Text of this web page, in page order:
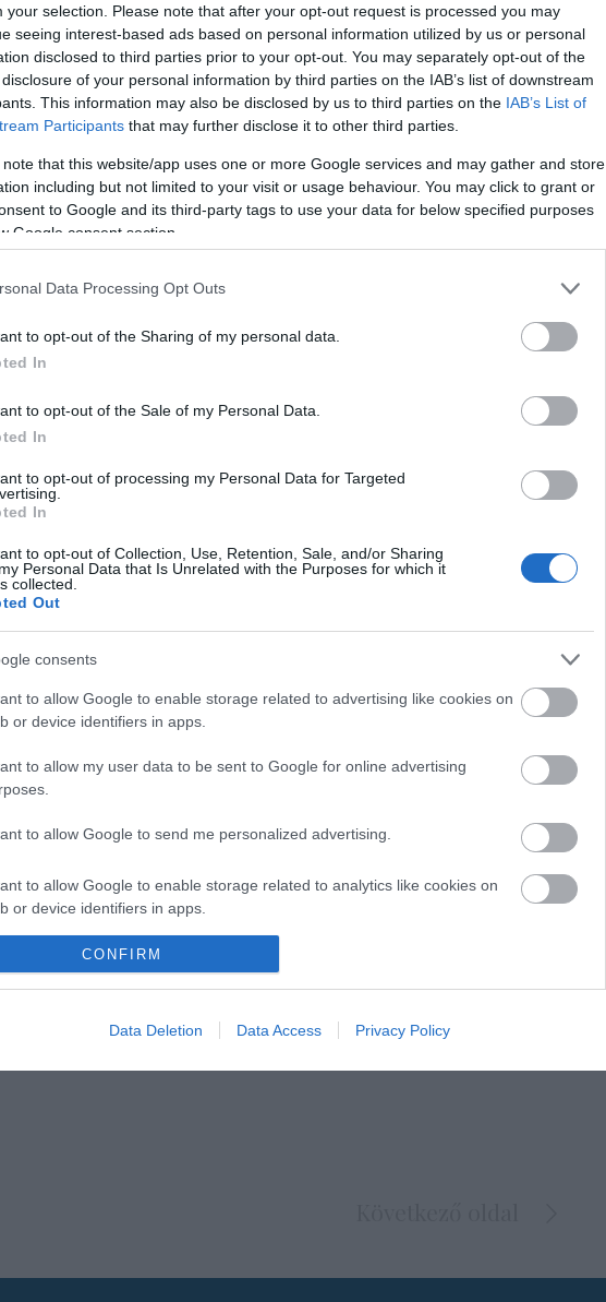
your selection. Please note that after your opt-out request is processed you may
seeing interest-based ads based on personal information utilized by us or personal
disclosed to third parties prior to your opt-out. You may separately opt-out of the
of your personal information by third parties on the IAB’s list of downstream
This information may also be disclosed by us to third parties on the IAB’s List of
Participants that may further disclose it to other third parties.
note that this website/app uses one or more Google services and may gather and store
including but not limited to your visit or usage behaviour. You may click to grant or
to Google and its third-party tags to use your data for below specified purposes
Google consent section.
Data Processing Opt Outs
to opt-out of the Sharing of my personal data.
In
to opt-out of the Sale of my Personal Data.
In
to opt-out of processing my Personal Data for Targeted
In
to opt-out of Collection, Use, Retention, Sale, and/or Sharing
Personal Data that Is Unrelated with the Purposes for which it
collected.
Out
consents
to allow Google to enable storage related to advertising like cookies on
or device identifiers in apps.
to allow my user data to be sent to Google for online advertising
to allow Google to send me personalized advertising.
to allow Google to enable storage related to analytics like cookies on
or device identifiers in apps.
to allow Google to enable storage related to functionality of the website
to allow Google to enable storage related to personalization.
to allow Google to enable storage related to security, including
CONFIRM
Data Deletion Data Access Privacy Policy
már